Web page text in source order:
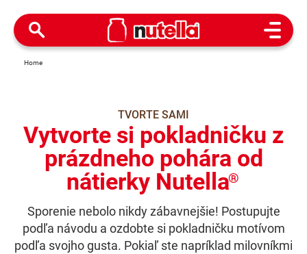
Open
Home
TVORTE SAMI
Vytvorte si pokladničku z
prázdneho pohára od
nátierky Nutella®
Sporenie nebolo nikdy zábavnejšie! Postupujte
podľa návodu a ozdobte si pokladničku motívom
podľa svojho gusta. Pokiaľ ste napríklad milovníkmi